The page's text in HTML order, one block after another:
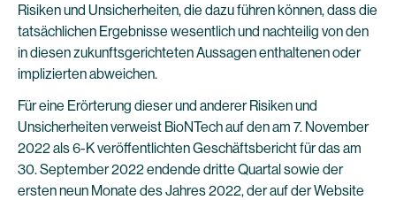
Risiken und Unsicherheiten, die dazu führen können, dass die
tatsächlichen Ergebnisse wesentlich und nachteilig von den
in diesen zukunftsgerichteten Aussagen enthaltenen oder
implizierten abweichen.
Für eine Erörterung dieser und anderer Risiken und
Unsicherheiten verweist BioNTech auf den am 7. November
2022 als 6-K veröffentlichten Geschäftsbericht für das am
30. September 2022 endende dritte Quartal sowie der
ersten neun Monate des Jahres 2022, der auf der Website